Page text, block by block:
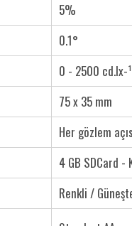
5%
0.1°
0 - 2500 cd.lx-¹
75 x 35 mm
Her gözlem
4 GB SDCard -
Renkli /